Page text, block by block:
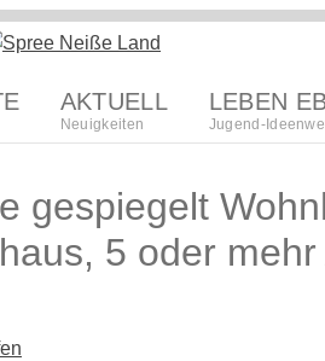
AKTUELL
Neuigkeiten
LEBEN
Jugend-
gespiegelt
5 oder